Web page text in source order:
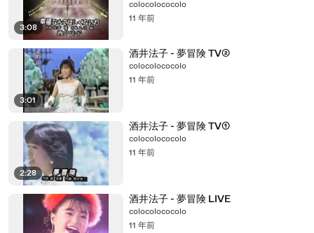
3:08
colocolococolo
11 年前
3:01
酒井法子 - 夢冒険 TV②
colocolococolo
11 年前
2:28
酒井法子 - 夢冒険 TV①
colocolococolo
11 年前
酒井法子 - 夢冒険 LIVE
colocolococolo
11 年前